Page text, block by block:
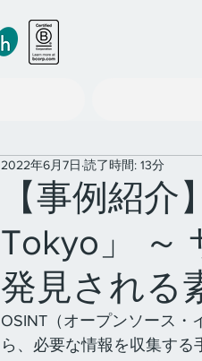
【事例紹
Tokyo」 ～
発見される
2022年6月7日 読了時間: 13分
OSINT（オープンソース
ら、必要な情報を収集す